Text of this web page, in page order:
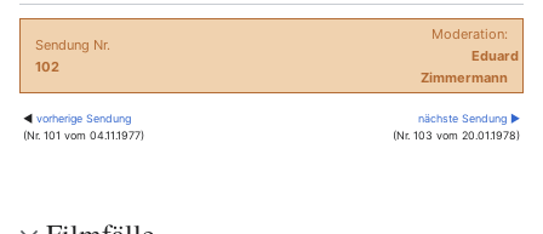
Sendung Nr.
102
Moderation:
Eduard
Zimmermann
◀ vorherige Sendung
(Nr. 101 vom 04.11.1977)
nächste Sendung ▶
(Nr. 103 vom 20.01.1978)